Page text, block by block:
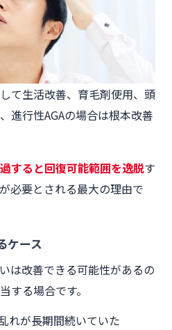
て生活改善、育毛剤使用、頭
進行性AGAの場合は根本改善
すると回復可能範囲を逸脱す
必要とされる最大の理由で
ケース
は改善できる可能性があるの
する場合です。
れが長期間続いていた